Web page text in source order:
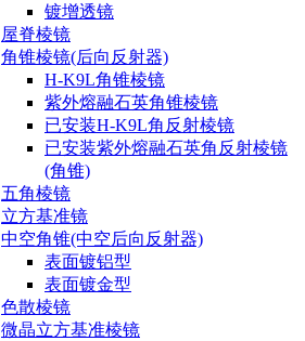
镀增透镜
屋脊棱镜
角锥棱镜(后向反射器)
H-K9L角锥棱镜
紫外熔融石英角锥棱镜
已安装H-K9L角反射棱镜
已安装紫外熔融石英角反射棱镜
(角锥)
五角棱镜
立方基准镜
中空角锥(中空后向反射器)
表面镀铝型
表面镀金型
色散棱镜
微晶立方基准棱镜